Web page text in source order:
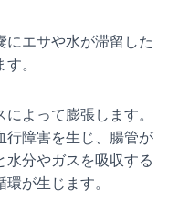
にエサや水が滞留した
。
よって膨張します。
行障害を生じ、腸管が
水分やガスを吸収する
が生じます。